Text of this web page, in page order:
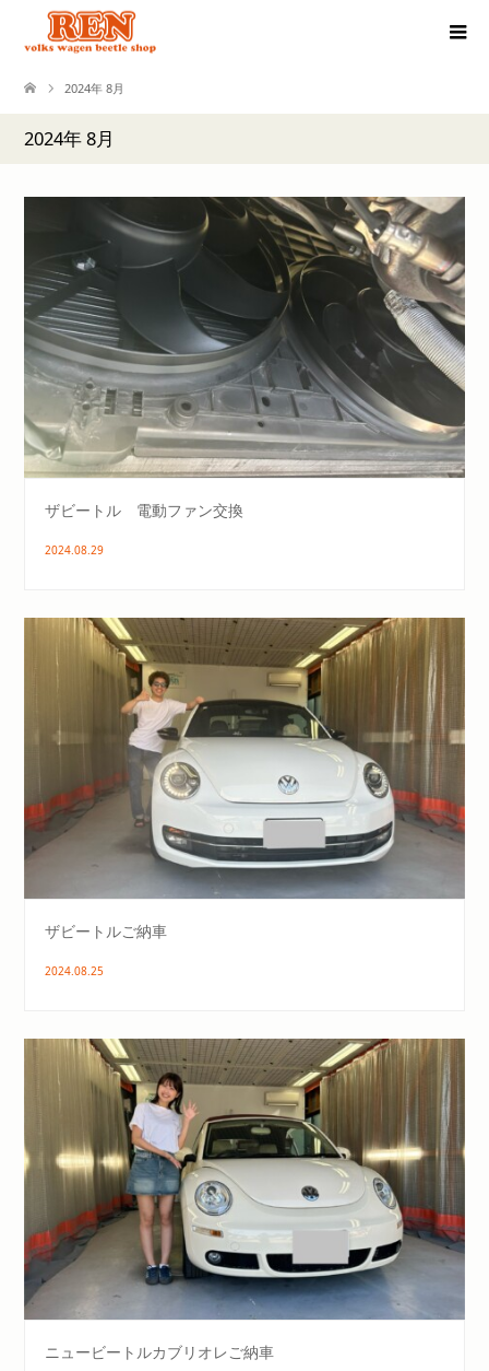
2024年 8月
2024年 8月
ザビートル 電動ファン交換
2024.08.29
ザビートルご納車
2024.08.25
ニュービートルカブリオレご納車